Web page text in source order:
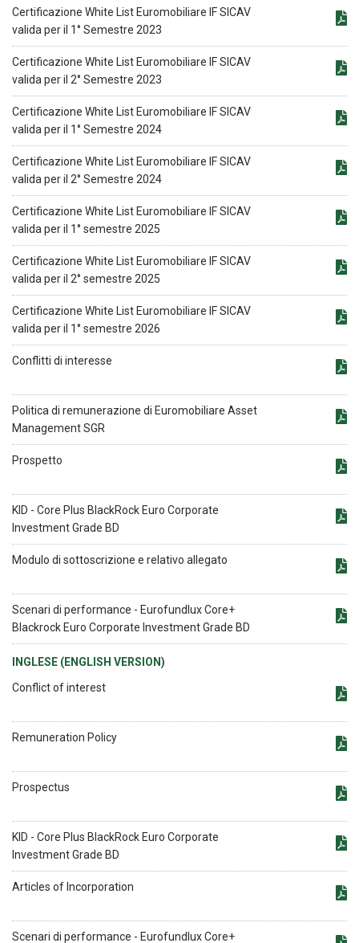
Certificazione White List Euromobiliare IF SICAV
valida per il 1° Semestre 2023
Certificazione White List Euromobiliare IF SICAV
valida per il 2° Semestre 2023
Certificazione White List Euromobiliare IF SICAV
valida per il 1° Semestre 2024
Certificazione White List Euromobiliare IF SICAV
valida per il 2° Semestre 2024
Certificazione White List Euromobiliare IF SICAV
valida per il 1° semestre 2025
Certificazione White List Euromobiliare IF SICAV
valida per il 2° semestre 2025
Certificazione White List Euromobiliare IF SICAV
valida per il 1° semestre 2026
Conflitti di interesse
Politica di remunerazione di Euromobiliare Asset
Management SGR
Prospetto
KID - Core Plus BlackRock Euro Corporate
Investment Grade BD
Modulo di sottoscrizione e relativo allegato
Scenari di performance - Eurofundlux Core+
Blackrock Euro Corporate Investment Grade BD
INGLESE (ENGLISH VERSION)
Conflict of interest
Remuneration Policy
Prospectus
KID - Core Plus BlackRock Euro Corporate
Investment Grade BD
Articles of Incorporation
Scenari di performance - Eurofundlux Core+